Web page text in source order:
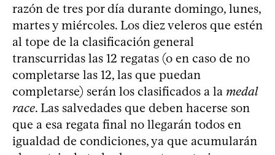
razón de tres por día durante domingo, lunes,
martes y miércoles. Los diez veleros que estén
al tope de la clasificación general
transcurridas las 12 regatas (o en caso de no
completarse las 12, las que puedan
completarse) serán los clasificados a la medal
race. Las salvedades que deben hacerse son
que a esa regata final no llegarán todos en
igualdad de condiciones, ya que acumularán